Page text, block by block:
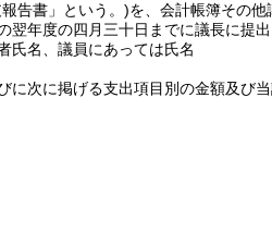
告書」という。)を、会計帳簿その
翌年度の四月三十日までに議長に提出
氏名、議員にあっては氏名
に次に掲げる支出項目別の金額及び